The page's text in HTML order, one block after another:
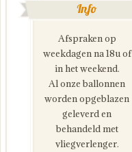
Info
Afspraken op
weekdagen na 18u of
in het weekend.
Al onze ballonnen
worden opgeblazen
geleverd en
behandeld met
vliegverlenger.